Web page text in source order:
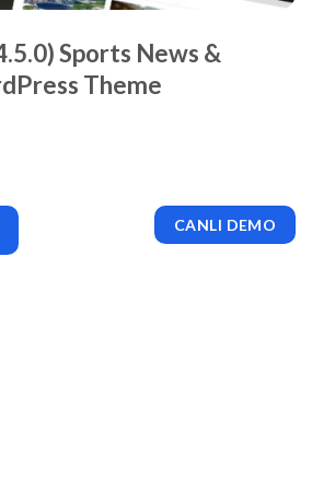
Sports News &
Theme
CANLI DEMO